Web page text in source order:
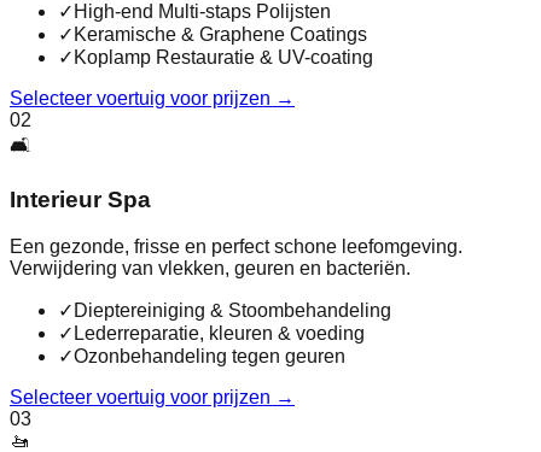
✓ High-end Multi-staps Polijsten
✓ Keramische & Graphene Coatings
✓ Koplamp Restauratie & UV-coating
Selecteer voertuig voor prijzen →
02
🛋️
Interieur Spa
Een gezonde, frisse en perfect schone leefomgeving.
Verwijdering van vlekken, geuren en bacteriën.
✓ Dieptereiniging & Stoombehandeling
✓ Lederreparatie, kleuren & voeding
✓Ozonbehandeling tegen geuren
Selecteer voertuig voor prijzen →
03
🚤